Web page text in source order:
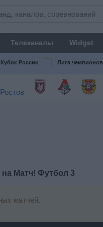
Телеканалы Widget
Кубок России Лига чемпионов
на Матч! Футбол 3
матчей.